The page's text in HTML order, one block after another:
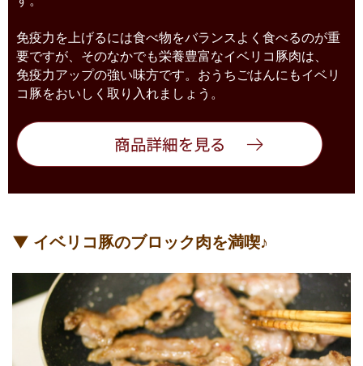
免疫力を上げるには食べ物をバランスよく食べるのが重
要ですが、そのなかでも栄養豊富なイベリコ豚肉は、
免疫力アップの強い味方です。おうちごはんにもイベリ
コ豚をおいしく取り入れましょう。
▼ イベリコ豚のブロック肉を満喫♪